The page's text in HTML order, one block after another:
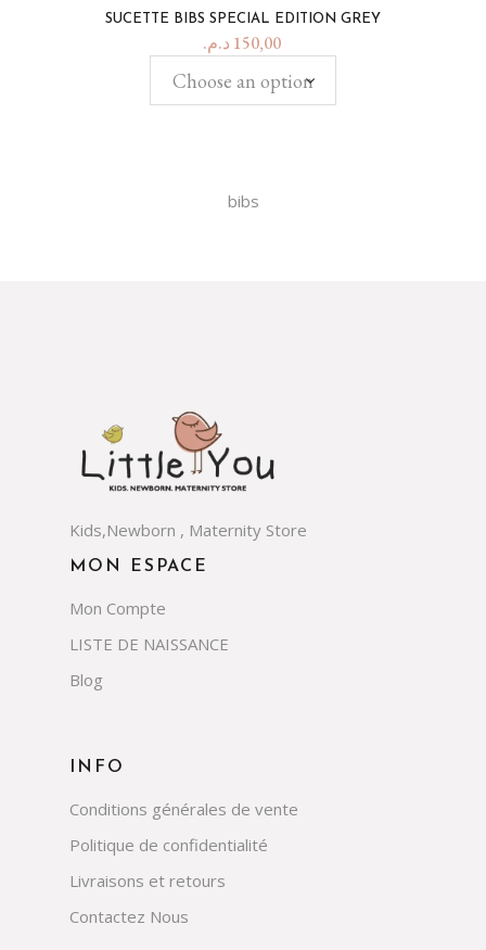
SUCETTE BIBS SPECIAL EDITION GREY
150,00 د.م.
Choose an option
bibs
INFO
Conditions générales de vente
Politique de confidentialité
Livraisons et retours
Contactez Nous
MON ESPACE
Mon Compte
LISTE DE NAISSANCE
Blog
Kids,Newborn , Maternity Store